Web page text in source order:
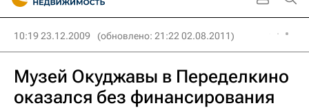
10:19 23.12.2009 (обновлено: 21:22 02.08.2011)
Музей Окуджавы в Переделкино
оказался без финансирования